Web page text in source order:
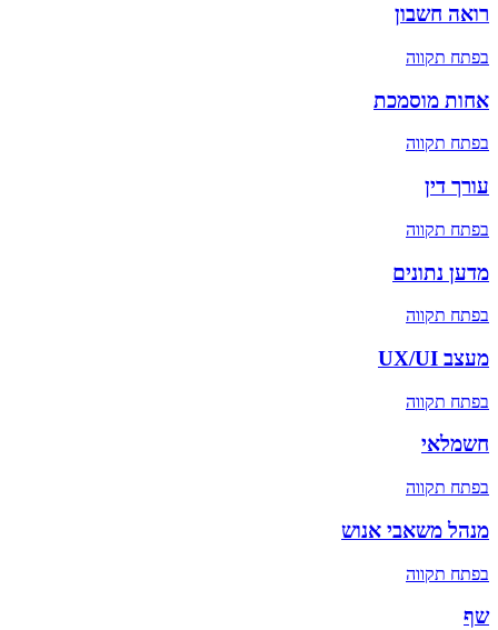
רואה חשבון
בפתח תקווה
אחות מוסמכת
בפתח תקווה
עורך דין
בפתח תקווה
מדען נתונים
בפתח תקווה
מעצב UX/UI
בפתח תקווה
חשמלאי
בפתח תקווה
מנהל משאבי אנוש
בפתח תקווה
שף